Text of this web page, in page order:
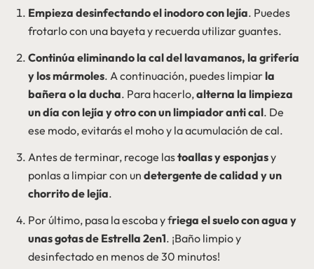
Empieza desinfectando el inodoro con lejía. Puedes
frotarlo con una bayeta y recuerda utilizar guantes.
Continúa eliminando la cal del lavamanos, la grifería
y los mármoles. A continuación, puedes limpiarla
bañera o la ducha. Para hacerlo,alterna la limpieza
un día con lejía y otro con un limpiador anti cal. De
ese modo, evitarás el moho y la acumulación de cal.
Antes de terminar, recoge lastoallas y esponjasy
ponlas a limpiar con un detergente de calidad y un
chorrito de lejía.
Por último, pasa la escoba y friega el suelo con agua y
unas gotas de Estrella 2en1. ¡Baño limpio y
desinfectado en menos de 30 minutos!